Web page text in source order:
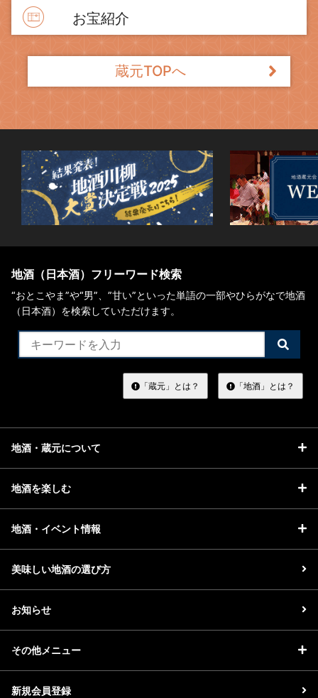
お宝紹介
蔵元TOPへ
地酒（日本酒）フリーワード検索
“おとこやま”や“男”、”甘い”といった単語の一部やひらがなで地酒
（日本酒）を検索していただけます。
検
索
す
る
「蔵元」とは？ 「地酒」とは？
地酒・蔵元について
地酒を楽しむ
地酒・イベント情報
美味しい地酒の選び方
お知らせ
その他メニュー
新規会員登録